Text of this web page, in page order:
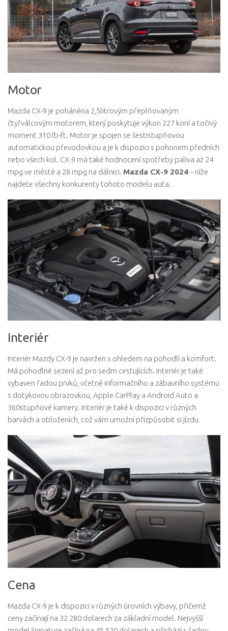
Motor
Mazda CX-9 je poháněna 2,5litrovým přeplňovaným
čtyřválcovým motorem, který poskytuje výkon 227 koní a točivý
moment 310 lb-ft. Motor je spojen se šestistupňovou
automatickou převodovkou a je k dispozici s pohonem předních
nebo všech kol. CX-9 má také hodnocení spotřeby paliva až 24
mpg ve městě a 28 mpg na dálnici. Mazda CX-9 2024– níže
najdete všechny konkurenty tohoto modelu auta.
Interiér
Interiér Mazdy CX-9 je navržen s ohledem na pohodlí a komfort.
Má pohodlné sezení až pro sedm cestujících. Interiér je také
vybaven řadou prvků, včetně informačního a zábavního systému
s dotykovou obrazovkou, Apple CarPlay a Android Auto a
360stupňové kamery. Interiér je také k dispozici v různých
barvách a obloženích, což vám umožní přizpůsobit si jízdu.
Cena
Mazda CX-9 je k dispozici v různých úrovních výbavy, přičemž
ceny začínají na 32 280 dolarech za základní model. Nejvyšší